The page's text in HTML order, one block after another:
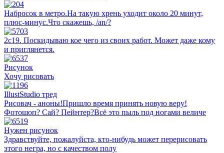
Набросок в метро.На такую хрень уходит около 20 минут,
плюс-минус.Что скажешь, /an/?
2с19. Поскидываю кое чего из своих работ. Может даже кому
и приглянется.
Рисунок
Хочу рисовать
IllustStudio тред
Рисовач - аноны!Пришло время принять новую веру!
Фотошоп? Сай? Пейнтер?Всё это пыль под ногами величе
Нужен рисунок
Здравствуйте, пожалуйста, кто-нибудь может перерисовать
этого негра, но с качеством полу